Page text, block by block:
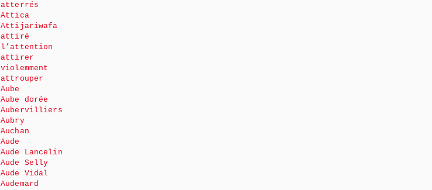
atterrés
Attica
Attijariwafa
attiré
l’attention
attirer
violemment
attrouper
Aube
Aube dorée
Aubervilliers
Aubry
Auchan
Aude
Aude Lancelin
Aude Selly
Aude Vidal
Audemard